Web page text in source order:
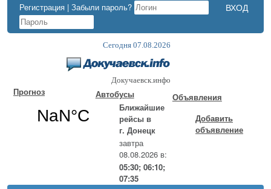
Регистрация | Забыли пароль?
Сегодня 07.08.2026
Докучаевск.инфо
Прогноз
Автобусы
Ближайшие
рейсы в
г. Донецк
завтра
08.08.2026 в:
05:30; 06:10;
07:35
Объявления
Добавить
объявление